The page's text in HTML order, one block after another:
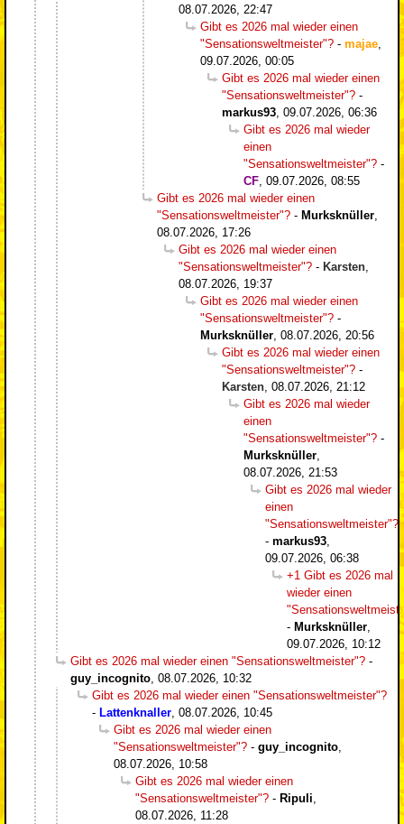
08.07.2026, 22:47
Gibt es 2026 mal wieder einen
"Sensationsweltmeister"? - majae
09.07.2026, 00:05
Gibt es 2026 mal wieder einen
"Sensationsweltmeister"? -
markus93 09.07.2026, 06:36
Gibt es 2026 mal wieder
einen
"Sensationsweltmeister"? -
CF 09.07.2026, 08:55
Gibt es 2026 mal wieder einen
"Sensationsweltmeister"? - Murksknüller
08.07.2026, 17:26
Gibt es 2026 mal wieder einen
"Sensationsweltmeister"? - Karsten
08.07.2026, 19:37
Gibt es 2026 mal wieder einen
"Sensationsweltmeister"? -
Murksknüller 08.07.2026, 20:56
Gibt es 2026 mal wieder einen
"Sensationsweltmeister"? -
Karsten 08.07.2026, 21:12
Gibt es 2026 mal wieder
einen
"Sensationsweltmeister"? -
Murksknüller
08.07.2026, 21:53
Gibt es 2026 mal wieder
einen
"Sensationsweltmeister"?
- markus93
09.07.2026, 06:38
+1 Gibt es 2026 mal
wieder einen
- Murksknüller
09.07.2026, 10:12
Gibt es 2026 mal wieder einen "Sensationsweltmeister"? -
guy_incognito 08.07.2026, 10:32
Gibt es 2026 mal wieder einen "Sensationsweltmeister"?
- Lattenknaller 08.07.2026, 10:45
Gibt es 2026 mal wieder einen
"Sensationsweltmeister"? - guy_incognito
08.07.2026, 10:58
Gibt es 2026 mal wieder einen
"Sensationsweltmeister"? - Ripuli
08.07.2026, 11:28